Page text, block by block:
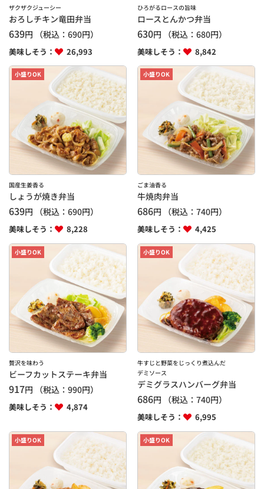
ザクザクジューシー
おろしチキン竜田弁当
639円 （税込： 690円）
美味しそう： 26,993
ひろがるロースの旨味
ロースとんかつ弁当
630円 （税込：680円）
美味しそう： 8,842
小盛りOK
国産生姜香る
しょうが焼き弁当
639円 （税込： 690円）
美味しそう： 8,228
小盛りOK
ごま油香る
牛焼肉弁当
686円 （税込：740円）
美味しそう： 4,425
小盛りOK
贅沢を味わう
ビーフカットステーキ弁当
917円 （税込： 990円）
美味しそう： 4,874
小盛りOK
牛すじと野菜をじっくり煮込んだ
デミソース
デミグラスハンバーグ弁当
686円 （税込：740円）
美味しそう： 6,995
小盛りOK 小盛りOK